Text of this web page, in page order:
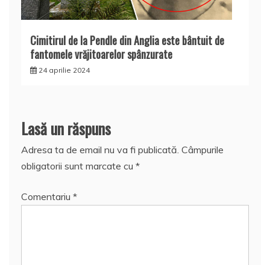
Cimitirul de la Pendle din Anglia este bântuit de
fantomele vrăjitoarelor spânzurate
24 aprilie 2024
Lasă un răspuns
Adresa ta de email nu va fi publicată. Câmpurile
obligatorii sunt marcate cu *
Comentariu *